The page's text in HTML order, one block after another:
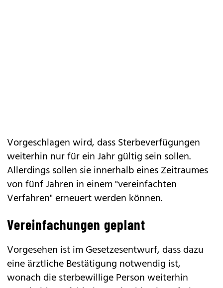
Vorgeschlagen wird, dass Sterbeverfügungen
weiterhin nur für ein Jahr gültig sein sollen.
Allerdings sollen sie innerhalb eines Zeitraumes
von fünf Jahren in einem "vereinfachten
Verfahren" erneuert werden können.
Vereinfachungen geplant
Vorgesehen ist im Gesetzesentwurf, dass dazu
eine ärztliche Bestätigung notwendig ist,
wonach die sterbewillige Person weiterhin